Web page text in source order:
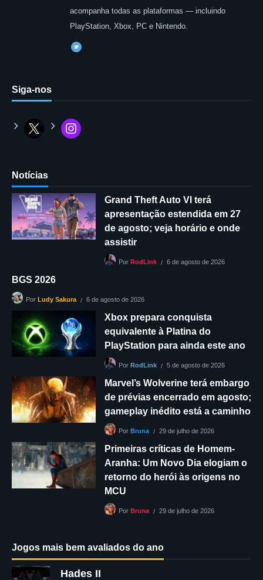
acompanha todas as plataformas — incluindo
PlayStation, Xbox, PC e Nintendo.
Siga-nos
Notícias
Grand Theft Auto VI terá
apresentação estendida em 27
de agosto; veja horário e onde
assistir
Por RodLink 6 de agosto de 2026
BGS 2026
Por Ludy Sakura 6 de agosto de 2026
Xbox prepara conquista
equivalente à Platina do
PlayStation para ainda este ano
Por RodLink 5 de agosto de 2026
Marvel’s Wolverine terá embargo
de prévias encerrado em agosto;
gameplay inédito está a caminho
Por Bruna 29 de julho de 2026
Primeiras críticas de Homem-
Aranha: Um Novo Dia elogiam o
retorno do herói às origens no
MCU
Por Bruna 29 de julho de 2026
Jogos mais bem avaliados do ano
Hades II